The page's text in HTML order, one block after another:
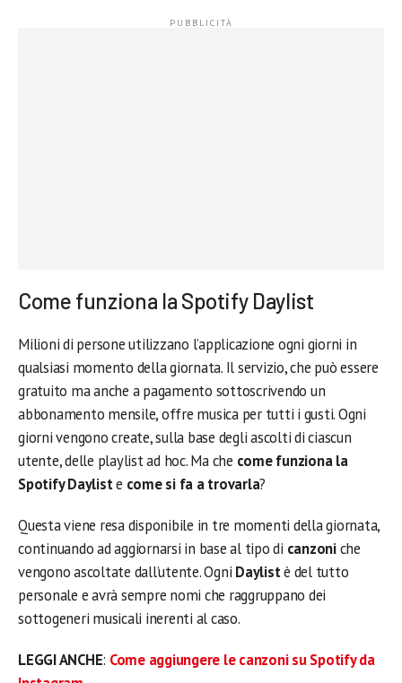
Come funziona la Spotify Daylist
Milioni di persone utilizzano l’applicazione ogni giorni in
qualsiasi momento della giornata. Il servizio, che può essere
gratuito ma anche a pagamento sottoscrivendo un
abbonamento mensile, offre musica per tutti i gusti. Ogni
giorni vengono create, sulla base degli ascolti di ciascun
utente, delle playlist ad hoc. Ma che come funziona la
Spotify Dayliste come si fa a trovarla?
Questa viene resa disponibile in tre momenti della giornata,
continuando ad aggiornarsi in base al tipo di canzoniche
vengono ascoltate dall’utente. Ogni Daylistè del tutto
personale e avrà sempre nomi che raggruppano dei
sottogeneri musicali inerenti al caso.
LEGGI ANCHE: Come aggiungere le canzoni su Spotify da